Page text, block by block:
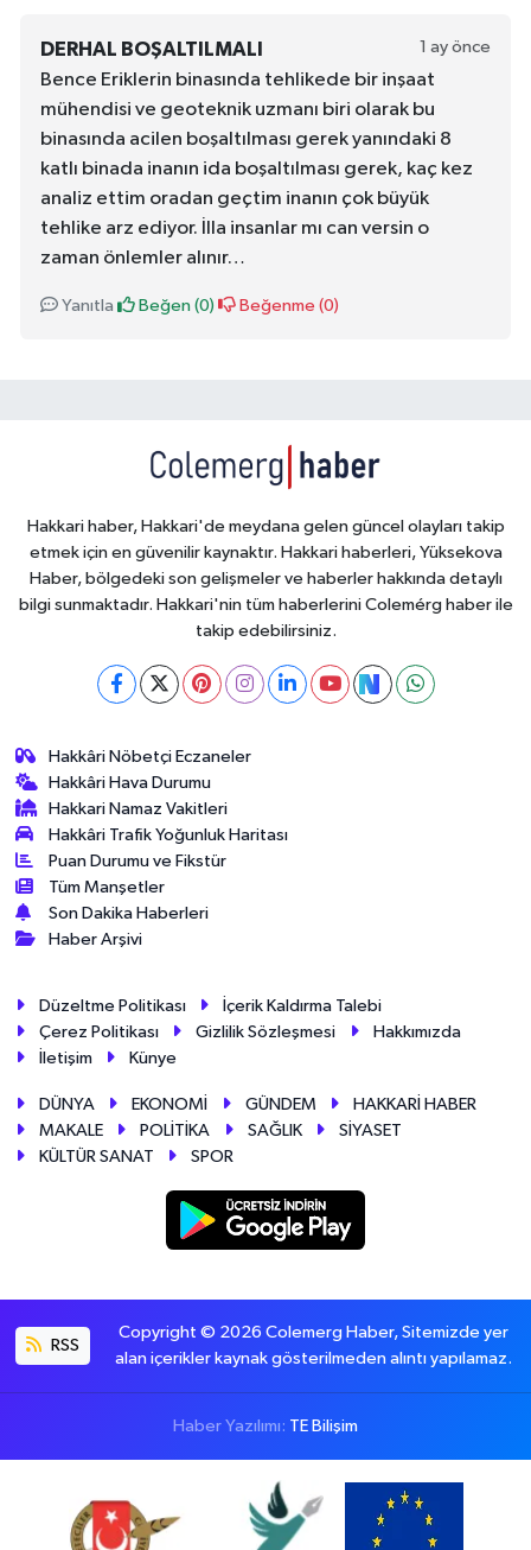
DERHAL BOŞALTILMALI 1 ay önce
Bence Eriklerin binasında tehlikede bir inşaat
mühendisi ve geoteknik uzmanı biri olarak bu
binasında acilen boşaltılması gerek yanındaki 8
katlı binada inanın ida boşaltılması gerek, kaç kez
analiz ettim oradan geçtim inanın çok büyük
tehlike arz ediyor. İlla insanlar mı can versin o
zaman önlemler alınır…
Yanıtla Beğen (0) Beğenme (0)
Hakkari haber, Hakkari'de meydana gelen güncel olayları takip
etmek için en güvenilir kaynaktır. Hakkari haberleri, Yüksekova
Haber, bölgedeki son gelişmeler ve haberler hakkında detaylı
bilgi sunmaktadır. Hakkari'nin tüm haberlerini Colemérg haber ile
takip edebilirsiniz.
Hakkâri Nöbetçi Eczaneler
Hakkâri Hava Durumu
Hakkari Namaz Vakitleri
Hakkâri Trafik Yoğunluk Haritası
Puan Durumu ve Fikstür
Tüm Manşetler
Son Dakika Haberleri
Haber Arşivi
Düzeltme Politikası
İçerik Kaldırma Talebi
Çerez Politikası
Gizlilik Sözleşmesi
Hakkımızda
İletişim
Künye
DÜNYA EKONOMİ GÜNDEM
HAKKARİ HABER
MAKALE
POLİTİKA SAĞLIK
SİYASET
KÜLTÜR SANAT
SPOR
RSS
Copyright © 2026 Colemerg Haber, Sitemizde yer
alan içerikler kaynak gösterilmeden alıntı yapılamaz.
Haber Yazılımı: TE Bilişim